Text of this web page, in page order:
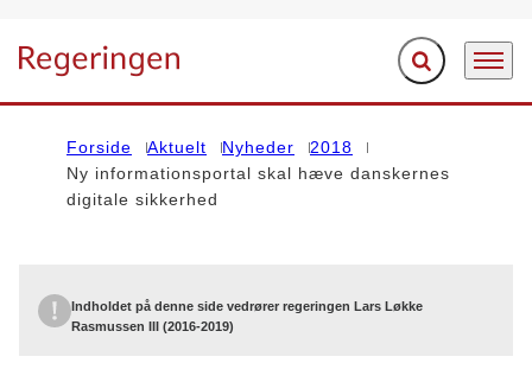
Gå til forsiden Fold søgefelt ud
Menu
Forside Aktuelt Nyheder
2018
Ny informationsportal skal hæve danskernes
digitale sikkerhed
Indholdet på denne side vedrører regeringen Lars Løkke
Rasmussen III (2016-2019)